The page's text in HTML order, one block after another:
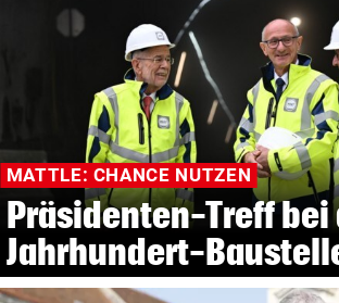
MATTLE: CHANCE NUTZEN
Präsidenten-Treff bei
Jahrhundert-